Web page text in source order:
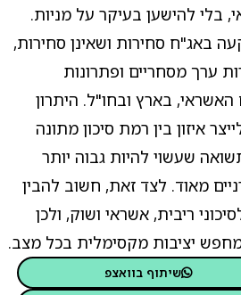
בלי להישען בעיקר על מניות.
באג"ח סחירות ושאינן סחירות,
ערך מסחריים ופתרונות
בארץ ובחו"ל. היתרון
איזון בין רמת סיכון מתונה
שעשוי להיות גבוה יותר
מאוד. לצד זאת, חשוב להבין
ריבית, אשראי ושוק, ולכן
יציבות מקסימלית בכל מצב.
שיתוף בוואצפ